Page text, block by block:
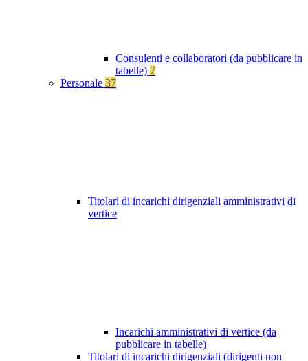
Consulenti e collaboratori (da pubblicare in
tabelle) 7
Personale 37
Titolari di incarichi dirigenziali amministrativi di
vertice
Incarichi amministrativi di vertice (da
pubblicare in tabelle)
Titolari di incarichi dirigenziali (dirigenti non